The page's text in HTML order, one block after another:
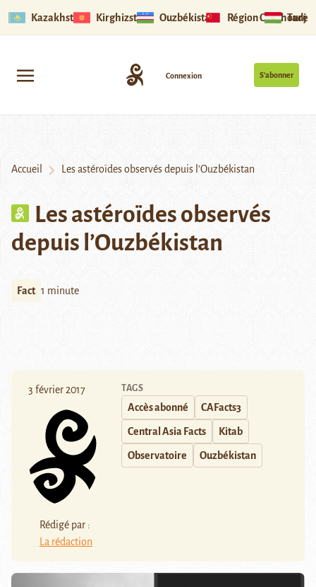
Kazakhstan Kirghizstan Ouzbékistan Région Ouïghoure
S’abonner
Connexion
Accueil Les astéroïdes observés depuis l’Ouzbékistan
Les astéroïdes observés
depuis l’Ouzbékistan
Fact 1 minute
3 février 2017
Rédigé par :
La rédaction
TAGS
Accès abonné CAFacts3
Central Asia Facts Kitab
Observatoire Ouzbékistan